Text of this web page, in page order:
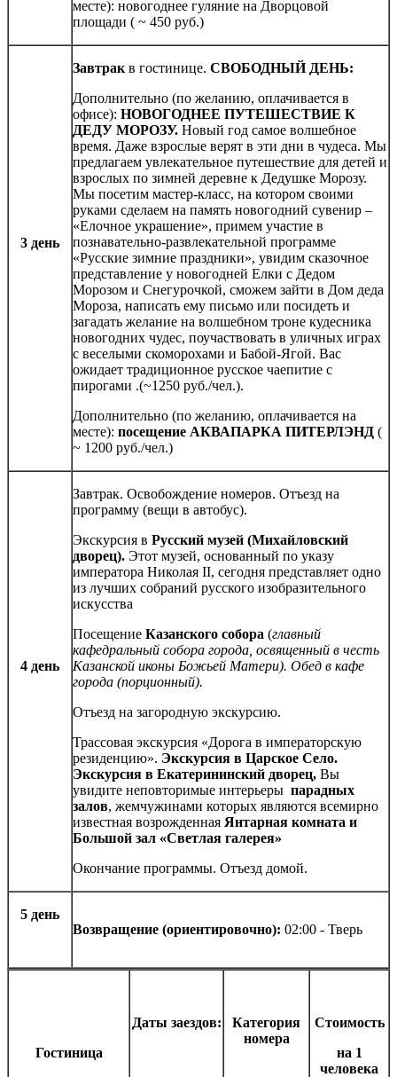
месте): новогоднее гуляние на Дворцовой
площади ( ~ 450 руб.)
3 день
Завтрак в гостинице. СВОБОДНЫЙ ДЕНЬ:
Дополнительно (по желанию, оплачивается в
офисе): НОВОГОДНЕЕ ПУТЕШЕСТВИЕ К
ДЕДУ МОРОЗУ. Новый год самое волшебное
время. Даже взрослые верят в эти дни в чудеса. Мы
предлагаем увлекательное путешествие для детей и
взрослых по зимней деревне к Дедушке Морозу.
Мы посетим мастер-класс, на котором своими
руками сделаем на память новогодний сувенир –
«Елочное украшение», примем участие в
познавательно-развлекательной программе
«Русские зимние праздники», увидим сказочное
представление у новогодней Елки с Дедом
Морозом и Снегурочкой, сможем зайти в Дом деда
Мороза, написать ему письмо или посидеть и
загадать желание на волшебном троне кудесника
новогодних чудес, поучаствовать в уличных играх
с веселыми скоморохами и Бабой-Ягой. Вас
ожидает традиционное русское чаепитие с
пирогами .(~1250 руб./чел.).
Дополнительно (по желанию, оплачивается на
месте): посещение АКВАПАРКА ПИТЕРЛЭНД (
~ 1200 руб./чел.)
4 день
Завтрак. Освобождение номеров. Отъезд на
программу (вещи в автобус).
Экскурсия в Русский музей (Михайловский
дворец). Этот музей, основанный по указу
императора Николая II, сегодня представляет одно
из лучших собраний русского изобразительного
искусства
Посещение Казанского собора (главный
кафедральный собора города, освященный в честь
Казанской иконы Божьей Матери). Обед в кафе
города (порционный).
Отъезд на загородную экскурсию.
Трассовая экскурсия «Дорога в императорскую
резиденцию». Экскурсия в Царское Село.
Экскурсия в Екатерининский дворец, Вы
увидите неповторимые интерьеры парадных
залов, жемчужинами которых являются всемирно
известная возрожденная Янтарная комната и
Большой зал «Светлая галерея»
Окончание программы. Отъезд домой.
5 день
Возвращение (ориентировочно): 02:00 - Тверь
Гостиница
Даты заездов:
Категория
номера
Стоимость
на 1
человека